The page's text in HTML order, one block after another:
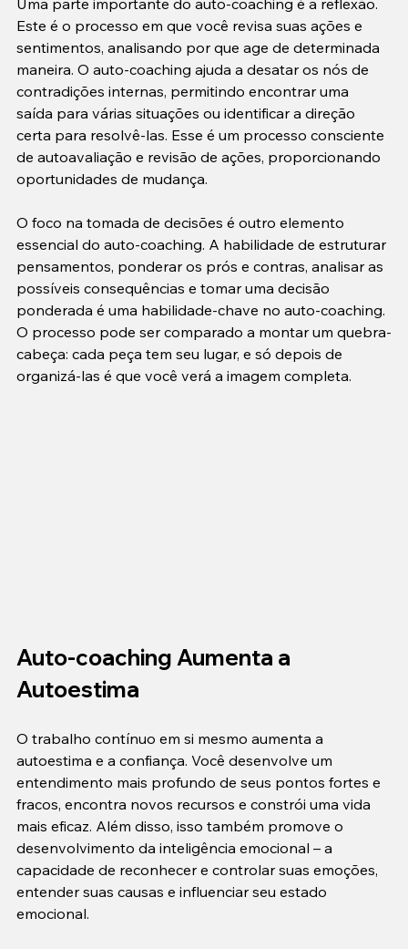
Este é o processo em que você revisa suas ações e
sentimentos, analisando por que age de determinada
maneira. O auto-coaching ajuda a desatar os nós de
contradições internas, permitindo encontrar uma
saída para várias situações ou identificar a direção
certa para resolvê-las. Esse é um processo consciente
de autoavaliação e revisão de ações, proporcionando
oportunidades de mudança.
O foco na tomada de decisões é outro elemento
essencial do auto-coaching. A habilidade de estruturar
pensamentos, ponderar os prós e contras, analisar as
possíveis consequências e tomar uma decisão
ponderada é uma habilidade-chave no auto-coaching.
O processo pode ser comparado a montar um quebra-
cabeça: cada peça tem seu lugar, e só depois de
organizá-las é que você verá a imagem completa.
Auto-coaching Aumenta a
Autoestima
O trabalho contínuo em si mesmo aumenta a
autoestima e a confiança. Você desenvolve um
entendimento mais profundo de seus pontos fortes e
fracos, encontra novos recursos e constrói uma vida
mais eficaz. Além disso, isso também promove o
desenvolvimento da inteligência emocional – a
capacidade de reconhecer e controlar suas emoções,
entender suas causas e influenciar seu estado
emocional.